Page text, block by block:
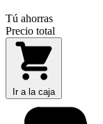
Tú ahorras
Precio total
Ir a la caja